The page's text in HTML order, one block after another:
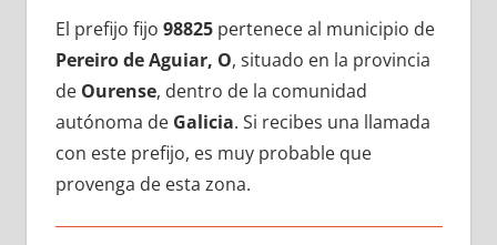
El prefijo fijo 98825pertenece al municipio dе
Pereiro dе Aguiar, O, situado en la provincia
dе Ourense, dentro dе la comunidad
autónoma dе Galicia. Si recibes una llamada
сοn еstе prefijo, es muy probable quе
provenga dе esta zona.